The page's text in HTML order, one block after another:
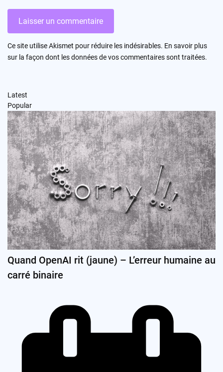
Ce site utilise Akismet pour réduire les indésirables. En savoir plus
sur la façon dont les données de vos commentaires sont traitées.
Latest
Popular
Quand OpenAI rit (jaune) – L’erreur humaine au
carré binaire